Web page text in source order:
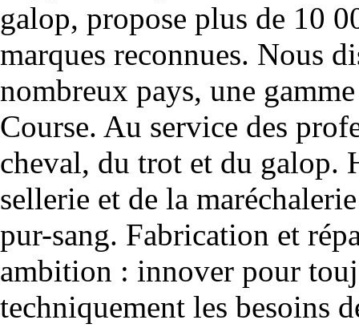
galop, propose plus de 10
marques reconnues. Nous
nombreux pays, une
Course. Au service des
cheval, du trot et du galop.
sellerie et de la
pur-sang. Fabrication et
ambition : innover pour
techniquement les besoins